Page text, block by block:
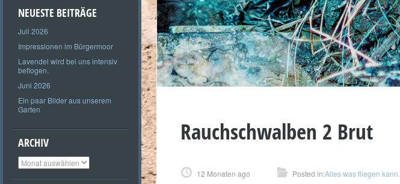
NEUESTE BEITRÄGE
Juli 2026
Impressionen im Bürgermoor
Lavendel wird bei uns intensiv
beflogen.
Juni 2026
Ein paar Bilder aus unserem
Garten
ARCHIV
Archiv
Rauchschwalben 2 Brut
12 Monaten ago Posted in:Alles was fliegen kann.